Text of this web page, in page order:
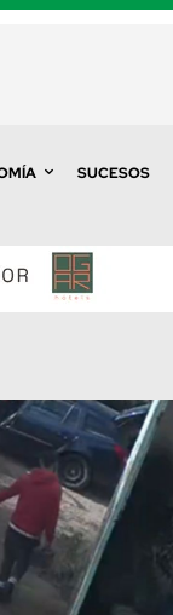
SUCESOS